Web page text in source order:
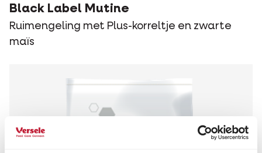
Black Label Mutine
Ruimengeling met Plus-korreltje en zwarte
maïs